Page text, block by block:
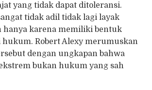
yang tidak dapat ditoleransi.
tidak adil tidak lagi layak
hanya karena memiliki bentuk
hukum. Robert Alexy merumuskan
dengan ungkapan bahwa
bukan hukum yang sah